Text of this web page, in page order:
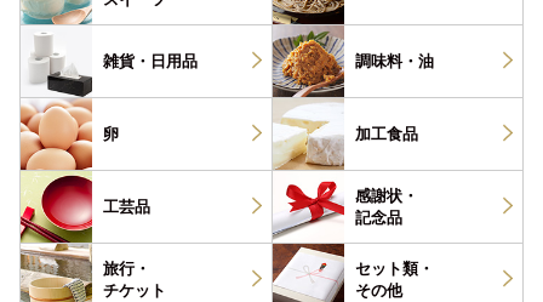
雑貨・ 日用品 調味料・ 油
卵 加工食品
工芸品
感謝状・
記念品
旅行・
チケット
セット類・
その他